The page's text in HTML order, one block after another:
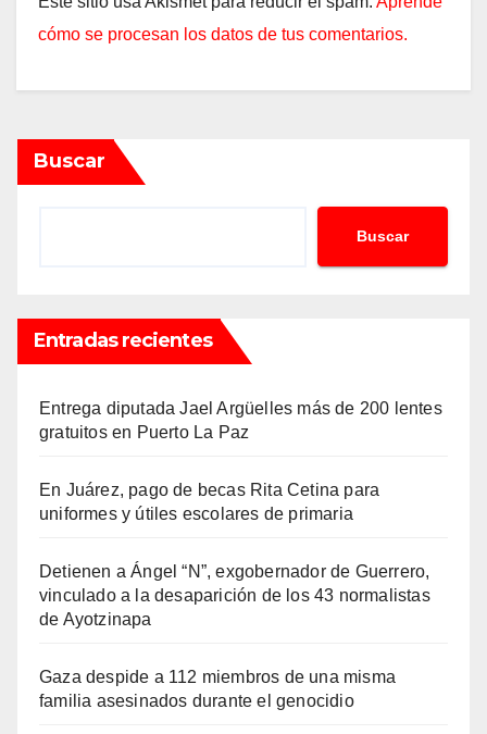
cómo se procesan los datos de tus comentarios.
Buscar
Buscar
Entradas recientes
Entrega diputada Jael Argüelles más de 200 lentes
gratuitos en Puerto La Paz
En Juárez, pago de becas Rita Cetina para
uniformes y útiles escolares de primaria
Detienen a Ángel “N”, exgobernador de Guerrero,
vinculado a la desaparición de los 43 normalistas
de Ayotzinapa
Gaza despide a 112 miembros de una misma
familia asesinados durante el genocidio